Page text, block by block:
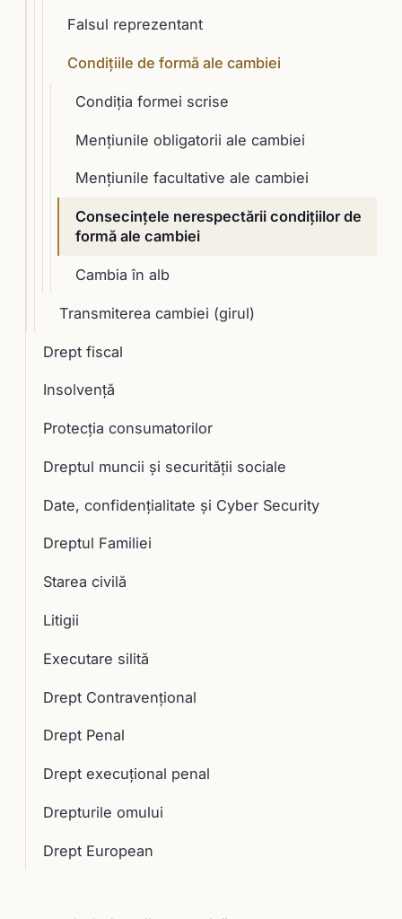
Falsul reprezentant
Condiţiile de formă ale cambiei
Condiţia formei scrise
Menţiunile obligatorii ale cambiei
Menţiunile facultative ale cambiei
Consecinţele nerespectării condiţiilor de
formă ale cambiei
Cambia în alb
Transmiterea cambiei (girul)
Drept fiscal
Insolvență
Protecția consumatorilor
Dreptul muncii și securității sociale
Date, confidențialitate și Cyber Security
Dreptul Familiei
Starea civilă
Litigii
Executare silită
Drept Contravențional
Drept Penal
Drept execuţional penal
Drepturile omului
Drept European